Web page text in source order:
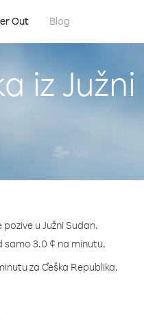
Out Blog
iz
u Južni Sudan.
samo 3.0 ¢ na minutu.
za Češka Republika.